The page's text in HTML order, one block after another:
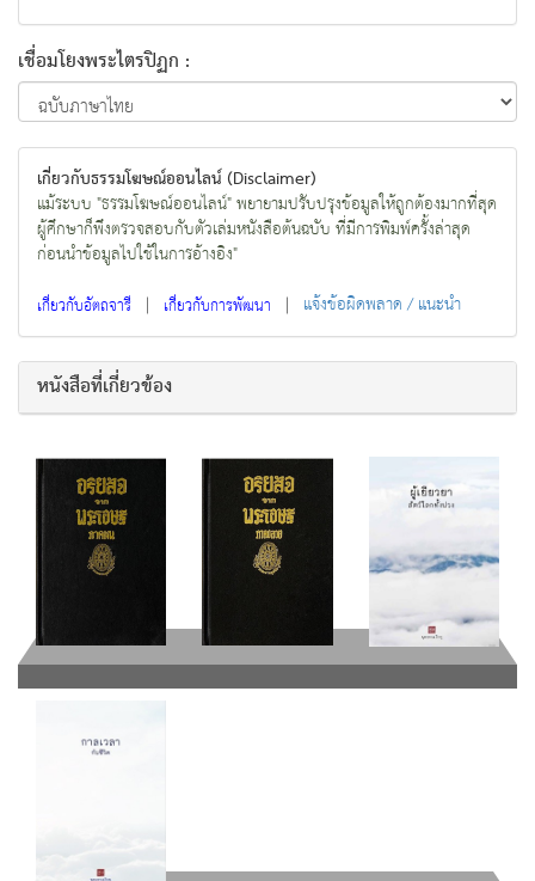
เชื่อมโยงพระไตรปิฏก :
เกี่ยวกับธรรมโฆษณ์ออนไลน์ (Disclaimer)
แม้ระบบ "ธรรมโฆษณ์ออนไลน์" พยายามปรับปรุงข้อมูลให้ถูกต้องมากที่สุด
ผู้ศึกษาก็พึงตรวจสอบกับตัวเล่มหนังสือต้นฉบับ ที่มีการพิมพ์ครั้งล่าสุด
ก่อนนำข้อมูลไปใช้ในการอ้างอิง"
เกี่ยวกับอัตถจารี | เกี่ยวกับการพัฒนา | แจ้งข้อผิดพลาด / แนะนำ
หนังสือที่เกี่ยวข้อง